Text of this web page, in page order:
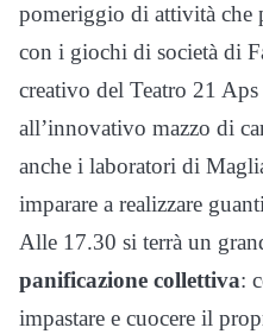
pomeriggio di attività che
con i giochi di società di
creativo del Teatro 21
all’innovativo mazzo di
anche i laboratori di
imparare a realizzare
Alle 17.30 si terrà un
panificazione collettiva:
impastare e cuocere il